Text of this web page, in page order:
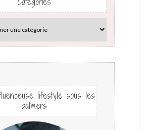
lifestyle sous les
palmiers